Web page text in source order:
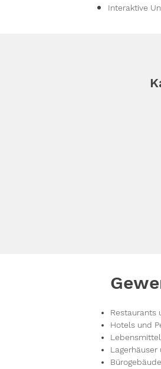
Interaktive
Restaurants
Hotels und